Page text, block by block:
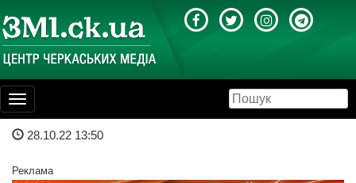
Toggle
navigation
28.10.22 13:50
Реклама